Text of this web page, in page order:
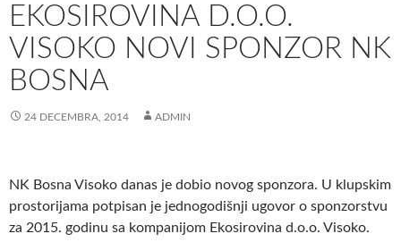
EKOSIROVINA D.O.O.
VISOKO NOVI SPONZOR NK
BOSNA
24 DECEMBRA, 2014 ADMIN
NK Bosna Visoko danas je dobio novog sponzora. U klupskim
prostorijama potpisan je jednogodišnji ugovor o sponzorstvu
za 2015. godinu sa kompanijom Ekosirovina d.o.o. Visoko.